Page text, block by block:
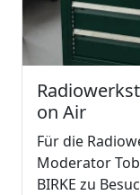
on Air
Für die
Moderator
BIRKE zu